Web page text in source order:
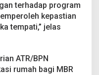
terhadap program
kepastian
tempati,” jelas
ATR/BPN
rumah bagi MBR